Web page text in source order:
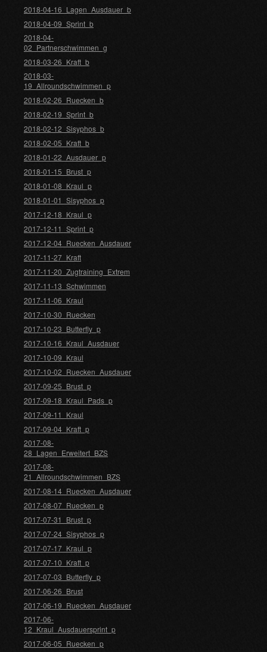
2018-04-16_Lagen_Ausdauer_b
2018-04-09_Sprint_b
2018-04-
02_Partnerschwimmen_g
2018-03-26_Kraft_b
2018-03-
19_Allroundschwimmen_p
2018-02-26_Ruecken_b
2018-02-19_Sprint_b
2018-02-12_Sisyphos_b
2018-02-05_Kraft_b
2018-01-22_Ausdauer_p
2018-01-15_Brust_p
2018-01-08_Kraul_p
2018-01-01_Sisyphos_p
2017-12-18_Kraul_p
2017-12-11_Sprint_p
2017-12-04_Ruecken_Ausdauer
2017-11-27_Kraft
2017-11-20_Zugtraining_Extrem
2017-11-13_Schwimmen
2017-11-06_Kraul
2017-10-30_Ruecken
2017-10-23_Butterfly_p
2017-10-16_Kraul_Ausdauer
2017-10-09_Kraul
2017-10-02_Ruecken_Ausdauer
2017-09-25_Brust_p
2017-09-18_Kraul_Pads_p
2017-09-11_Kraul
2017-09-04_Kraft_p
2017-08-
28_Lagen_Erweitert_BZS
2017-08-
21_Allroundschwimmen_BZS
2017-08-14_Ruecken_Ausdauer
2017-08-07_Ruecken_p
2017-07-31_Brust_p
2017-07-24_Sisyphos_p
2017-07-17_Kraul_p
2017-07-10_Kraft_p
2017-07-03_Butterfly_p
2017-06-26_Brust
2017-06-19_Ruecken_Ausdauer
2017-06-
12_Kraul_Ausdauersprint_p
2017-06-05_Ruecken_p